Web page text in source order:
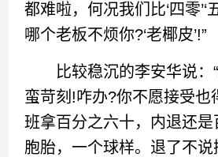
都难啦，何况我们比‘四零’‘
哪个老板不烦你?‘老椰皮’!”
比较稳沉的李安华说：“
蛮苛刻!咋办?你不愿接受也
班拿百分之六十，内退还
胞胎，一个球样。退了不